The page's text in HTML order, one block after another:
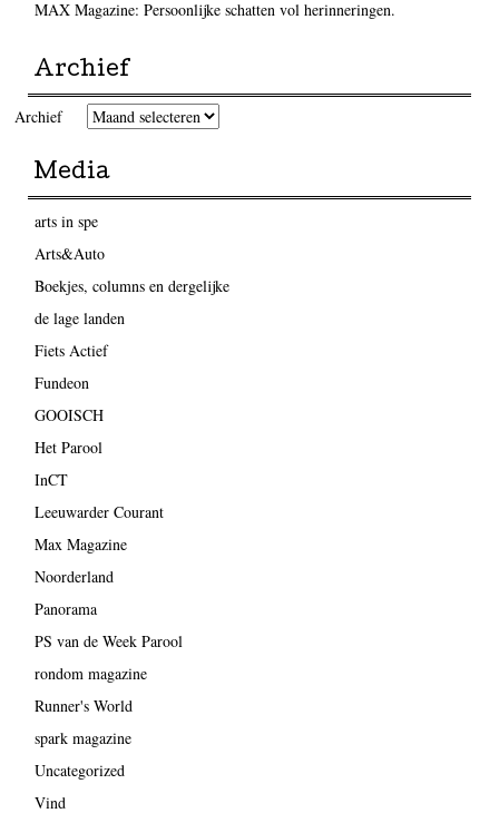
MAX Magazine: Persoonlijke schatten vol herinneringen.
Archief
Archief
Media
arts in spe
Arts&Auto
Boekjes, columns en dergelijke
de lage landen
Fiets Actief
Fundeon
GOOISCH
Het Parool
InCT
Leeuwarder Courant
Max Magazine
Noorderland
Panorama
PS van de Week Parool
rondom magazine
Runner's World
spark magazine
Uncategorized
Vind